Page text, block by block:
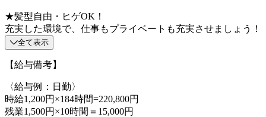
★髪型自由・ヒゲOK！
充実した環境で、仕事もプライベートも充実させましょう！
全て表示
【給与備考】
〈給与例：日勤〉
時給1,200円×184時間=220,800円
残業1,500円×10時間＝15,000円